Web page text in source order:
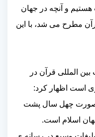
و آنچه در جهان
مطرح می شد، با این
المللی قرآن در
است اظهار کرد:
صورت چهل سال پشت
اسلام است.